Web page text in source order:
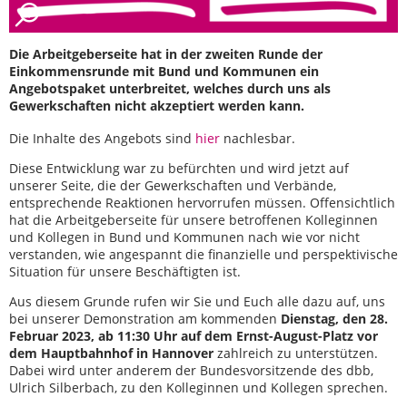
Die Arbeitgeberseite hat in der zweiten Runde der
Einkommensrunde mit Bund und Kommunen ein
Angebotspaket unterbreitet, welches durch uns als
Gewerkschaften nicht akzeptiert werden kann.
Die Inhalte des Angebots sind hier nachlesbar.
Diese Entwicklung war zu befürchten und wird jetzt auf
unserer Seite, die der Gewerkschaften und Verbände,
entsprechende Reaktionen hervorrufen müssen. Offensichtlich
hat die Arbeitgeberseite für unsere betroffenen Kolleginnen
und Kollegen in Bund und Kommunen nach wie vor nicht
verstanden, wie angespannt die finanzielle und perspektivische
Situation für unsere Beschäftigten ist.
Aus diesem Grunde rufen wir Sie und Euch alle dazu auf, uns
bei unserer Demonstration am kommenden Dienstag, den 28.
Februar 2023, ab 11:30 Uhr auf dem Ernst-August-Platz vor
dem Hauptbahnhof in Hannover zahlreich zu unterstützen.
Dabei wird unter anderem der Bundesvorsitzende des dbb,
Ulrich Silberbach, zu den Kolleginnen und Kollegen sprechen.